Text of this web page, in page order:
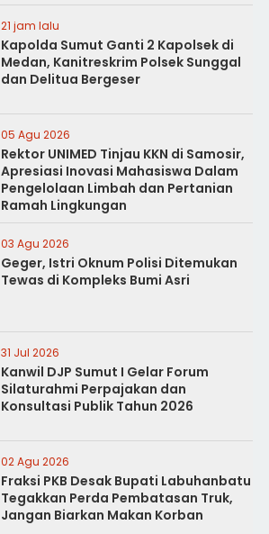
21 jam lalu
Kapolda Sumut Ganti 2 Kapolsek di
Medan, Kanitreskrim Polsek Sunggal
dan Delitua Bergeser
05 Agu 2026
Rektor UNIMED Tinjau KKN di Samosir,
Apresiasi Inovasi Mahasiswa Dalam
Pengelolaan Limbah dan Pertanian
Ramah Lingkungan
03 Agu 2026
Geger, Istri Oknum Polisi Ditemukan
Tewas di Kompleks Bumi Asri
31 Jul 2026
Kanwil DJP Sumut I Gelar Forum
Silaturahmi Perpajakan dan
Konsultasi Publik Tahun 2026
02 Agu 2026
Fraksi PKB Desak Bupati Labuhanbatu
Tegakkan Perda Pembatasan Truk,
Jangan Biarkan Makan Korban